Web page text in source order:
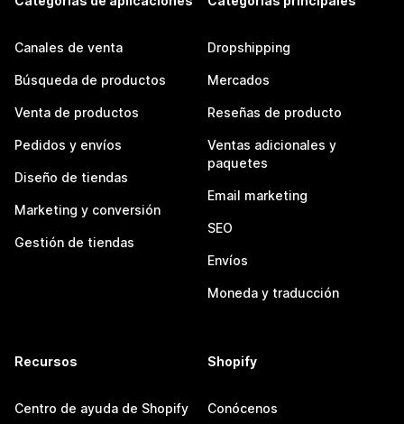
Canales de venta
Búsqueda de productos
Venta de productos
Pedidos y envíos
Diseño de tiendas
Marketing y conversión
Gestión de tiendas
Dropshipping
Mercados
Reseñas de producto
Ventas adicionales y
paquetes
Email marketing
SEO
Envíos
Moneda y traducción
Recursos
Centro de ayuda de Shopify
Shopify
Conócenos